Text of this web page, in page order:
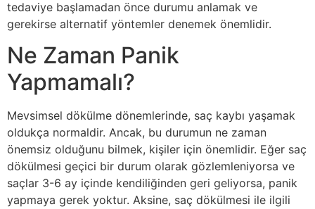
tedaviye başlamadan önce durumu anlamak ve
gerekirse alternatif yöntemler denemek önemlidir.
Ne Zaman Panik
Yapmamalı?
Mevsimsel dökülme dönemlerinde, saç kaybı yaşamak
oldukça normaldir. Ancak, bu durumun ne zaman
önemsiz olduğunu bilmek, kişiler için önemlidir. Eğer saç
dökülmesi geçici bir durum olarak gözlemleniyorsa ve
saçlar 3-6 ay içinde kendiliğinden geri geliyorsa, panik
yapmaya gerek yoktur. Aksine, saç dökülmesi ile ilgili